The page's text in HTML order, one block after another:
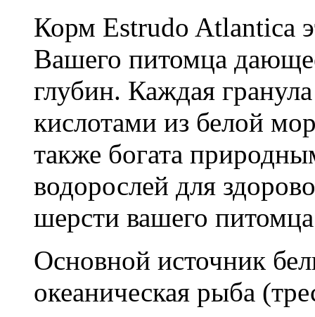
Корм Estrudo Atlantica
Вашего питомца
глубин. Каждая
кислотами из белой
также богата
водорослей для
шерсти вашего
Основной источник
океаническая рыба